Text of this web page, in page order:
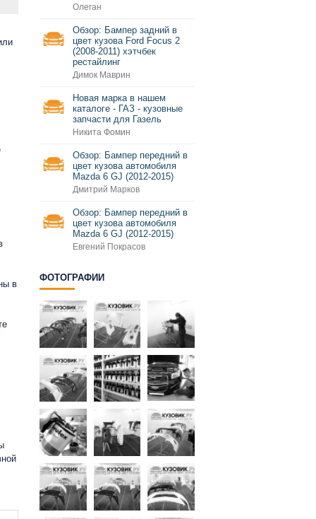
в
Олеган
Обзор: Бампер задний в
цвет кузова Ford Focus 2
(2008-2011) хэтчбек
рестайлинг
Димок Маврин
Новая марка в нашем
каталоге - ГАЗ - кузовные
запчасти для Газель
Никита Фомин
Обзор: Бампер передний в
цвет кузова автомобиля
Mazda 6 GJ (2012-2015)
Дмитрий Марков
Обзор: Бампер передний в
цвет кузова автомобиля
Mazda 6 GJ (2012-2015)
Евгений Покрасов
ФОТОГРАФИИ